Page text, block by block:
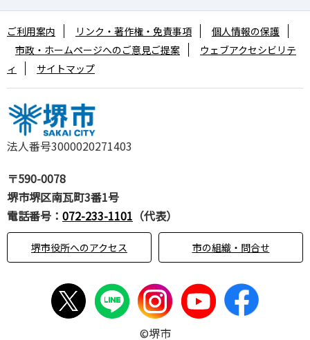
法人番号3000020271403
〒590-0078
堺市堺区南瓦町3番1号
電話番号： 072-233-1101 （代表）
堺市役所へのアクセス 市の組織・問合せ
ご利用案内 リンク・著作権・免責事項
個人情報の保護
市政・ホームページへのご意見ご提案
ウェブアクセシビリテ
ィ
サイトマップ
©堺市